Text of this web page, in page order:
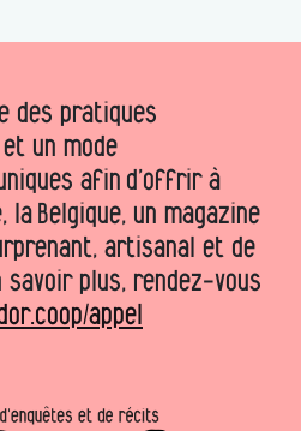
des pratiques
un mode
afin d’offrir à
Belgique, un magazine
artisanal et de
savoir plus, rendez-vous
appel